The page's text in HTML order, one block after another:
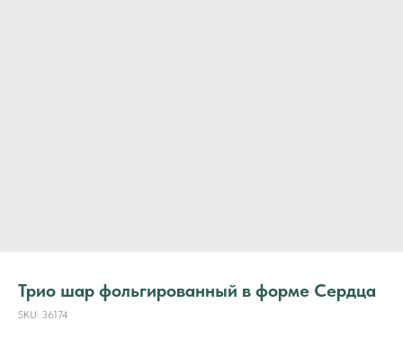
Трио шар фольгированный в форме Сердца
SKU: 36174